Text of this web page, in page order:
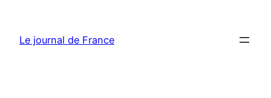
contenu
Le journal de France